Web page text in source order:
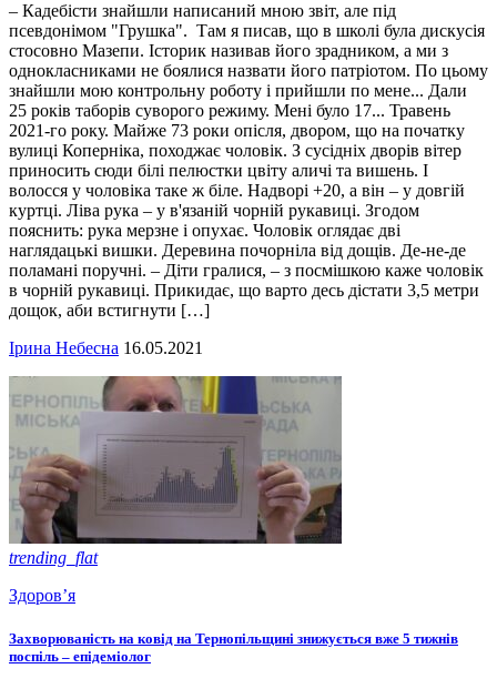
– Кадебісти знайшли написаний мною звіт, але під
псевдонімом "Грушка". Там я писав, що в школі була дискусія
стосовно Мазепи. Історик називав його зрадником, а ми з
однокласниками не боялися назвати його патріотом. По цьому
знайшли мою контрольну роботу і прийшли по мене... Дали
25 років таборів суворого режиму. Мені було 17... Травень
2021-го року. Майже 73 роки опісля, двором, що на початку
вулиці Коперніка, походжає чоловік. З сусідніх дворів вітер
приносить сюди білі пелюстки цвіту аличі та вишень. І
волосся у чоловіка таке ж біле. Надворі +20, а він – у довгій
куртці. Ліва рука – у в'язаній чорній рукавиці. Згодом
пояснить: рука мерзне і опухає. Чоловік оглядає дві
наглядацькі вишки. Деревина почорніла від дощів. Де-не-де
поламані поручні. – Діти гралися, – з посмішкою каже чоловік
в чорній рукавиці. Прикидає, що варто десь дістати 3,5 метри
дощок, аби встигнути […]
Ірина Небесна 16.05.2021
trending_flat
Здоров’я
Захворюваність на ковід на Тернопільщині знижується вже 5 тижнів
поспіль – епідеміолог